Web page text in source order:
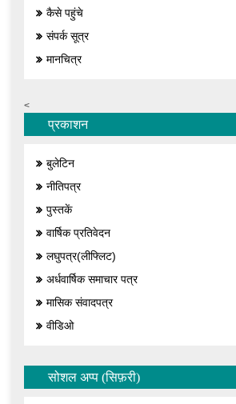
कैसे पहुंचे
संपर्क सूत्र
मानचित्र
<
प्रकाशन
बुलेटिन
नीतिपत्र
पुस्तकें
वार्षिक प्रतिवेदन
लघुपत्र(लीफ्लिट)
अर्धवार्षिक समाचार पत्र
मासिक संवादपत्र
वीडिओ
सोशल अप्प (सिफ़री)